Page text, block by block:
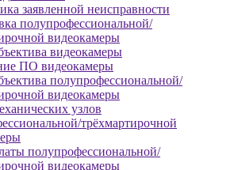
заявленной неисправности
полупрофессиональной/
видеокамеры
видеокамеры
ПО видеокамеры
полупрофессиональной/
видеокамеры
узлов
трёхмартирочной
полупрофессиональной/
видеокамеры